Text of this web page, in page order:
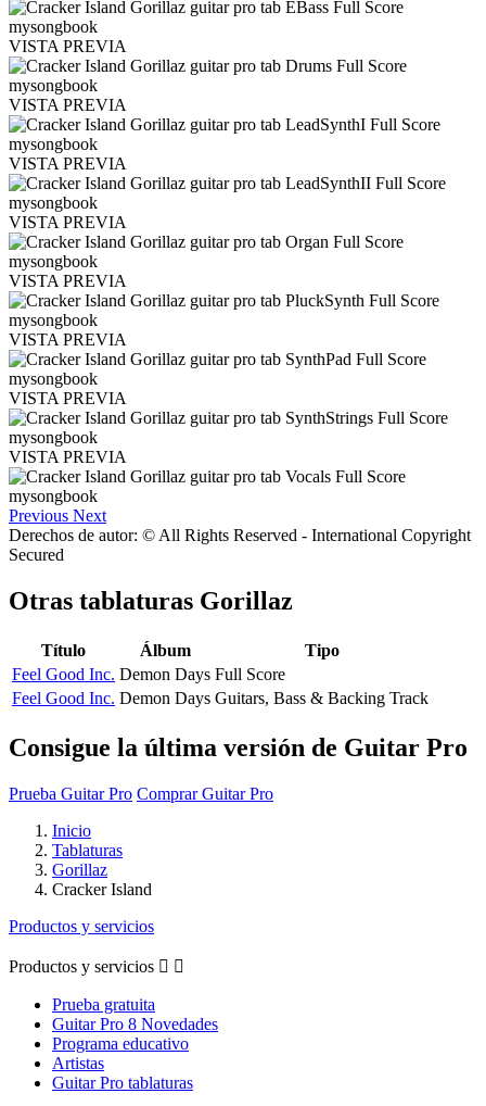
VISTA PREVIA
VISTA PREVIA
VISTA PREVIA
VISTA PREVIA
VISTA PREVIA
VISTA PREVIA
VISTA PREVIA
VISTA PREVIA
Previous Next
Derechos de autor: © All Rights Reserved - International Copyright
Secured
Otras tablaturas Gorillaz
Título Álbum
Tipo
Feel Good Inc. Demon Days Full Score
Feel Good Inc. Demon Days Guitars, Bass & Backing Track
Consigue la última versión de Guitar Pro
Prueba Guitar Pro Comprar Guitar Pro
Inicio
Tablaturas
Gorillaz
Cracker Island
Productos y servicios
Productos y servicios  
Prueba gratuita
Guitar Pro 8 Novedades
Programa educativo
Artistas
Guitar Pro tablaturas